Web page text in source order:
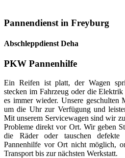
Pannendienst in Freyburg
Abschleppdienst Deha
PKW Pannenhilfe
Ein Reifen ist platt, der Wagen
stecken im Fahrzeug oder die
es immer wieder. Unsere geschulten
um die Uhr zur Verfügung und
Mit unserem Servicewagen sind wir
Probleme direkt vor Ort. Wir geben
die Räder oder tauschen
Pannenhilfe vor Ort nicht möglich,
Transport bis zur nächsten Werkstatt.